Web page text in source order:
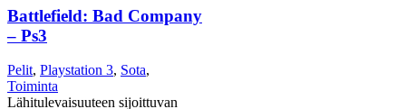
Battlefield: Bad Company
– Ps3
Pelit, Playstation 3, Sota,
Toiminta
Lähitulevaisuuteen sijoittuvan